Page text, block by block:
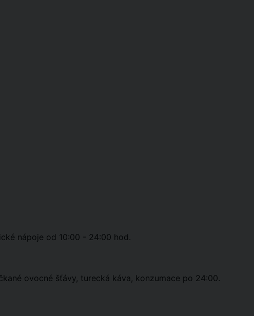
nápoje od 10:00 - 24:00 hod.
ovocné šťávy, turecká káva, konzumace po 24:00.